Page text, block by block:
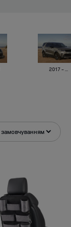
2017 - ...